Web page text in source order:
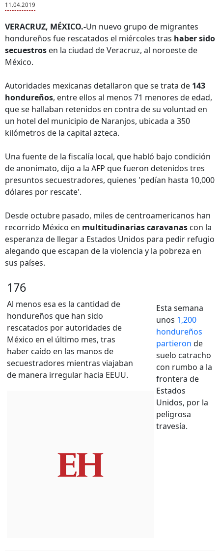
11.04.2019
VERACRUZ, MÉXICO.-Un nuevo grupo de migrantes
hondureños fue rescatados el miércoles tras haber sido
secuestros en la ciudad de Veracruz, al noroeste de
México.
Autoridades mexicanas detallaron que se trata de 143
hondureños, entre ellos al menos 71 menores de edad,
que se hallaban retenidos en contra de su voluntad en
un hotel del municipio de Naranjos, ubicada a 350
kilómetros de la capital azteca.
Una fuente de la fiscalía local, que habló bajo condición
de anonimato, dijo a la AFP que fueron detenidos tres
presuntos secuestradores, quienes 'pedían hasta 10,000
dólares por rescate'.
Desde octubre pasado, miles de centroamericanos han
recorrido México en multitudinarias caravanas con la
esperanza de llegar a Estados Unidos para pedir refugio
alegando que escapan de la violencia y la pobreza en
sus países.
176
Al menos esa es la cantidad de
hondureños que han sido
rescatados por autoridades de
México en el último mes, tras
haber caído en las manos de
secuestradores mientras viajaban
de manera irregular hacia EEUU.
Esta semana
unos 1,200
hondureños
partieron de
suelo catracho
con rumbo a la
frontera de
Estados
Unidos, por la
peligrosa
travesía.